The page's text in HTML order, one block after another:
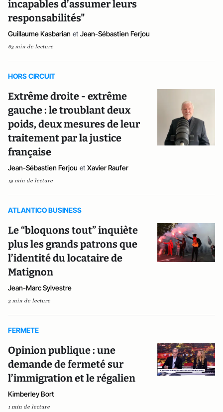
incapables d’assumer leurs
responsabilités"
Guillaume Kasbarian et Jean-Sébastien Ferjou
63 min de lecture
HORS CIRCUIT
Extrême droite - extrême
gauche : le troublant deux
poids, deux mesures de leur
traitement par la justice
française
Jean-Sébastien Ferjou et Xavier Raufer
19 min de lecture
ATLANTICO BUSINESS
Le “bloquons tout” inquiète
plus les grands patrons que
l’identité du locataire de
Matignon
Jean-Marc Sylvestre
3 min de lecture
FERMETE
Opinion publique : une
demande de fermeté sur
l’immigration et le régalien
Kimberley Bort
1 min de lecture